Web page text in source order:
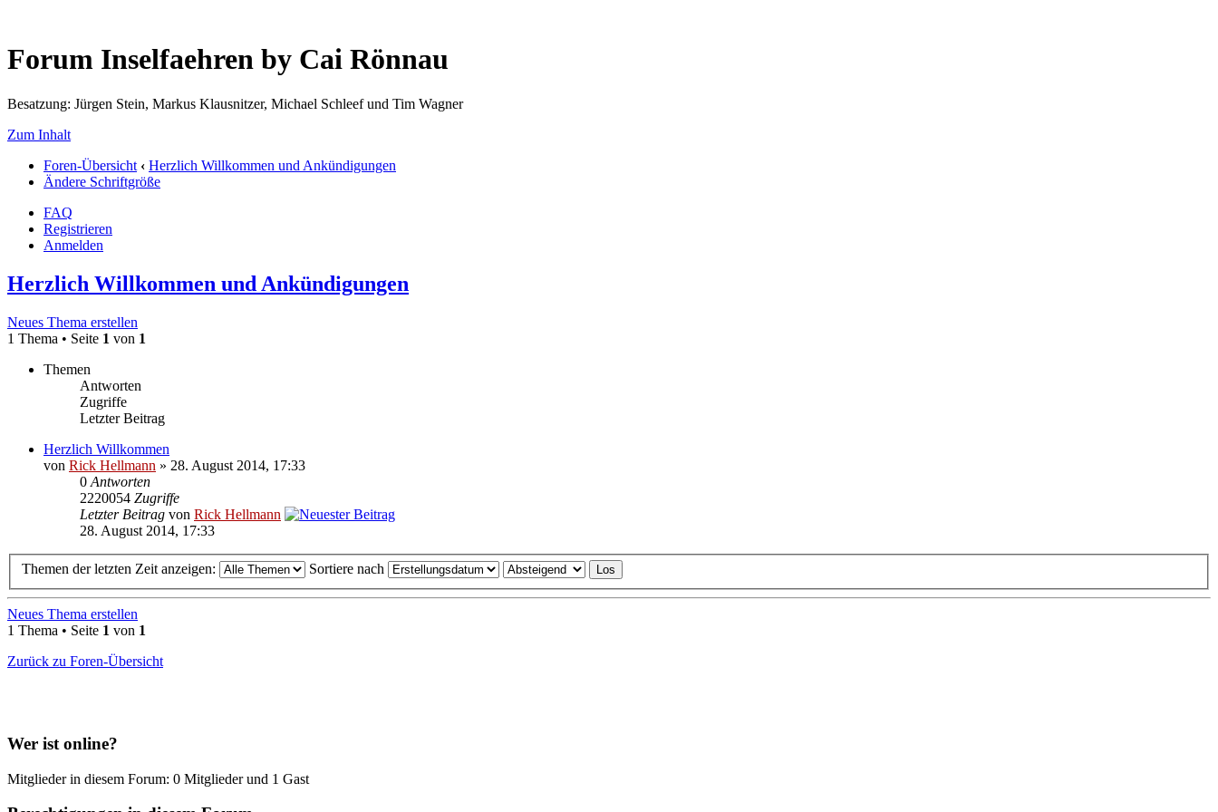
Forum Inselfaehren by Cai Rönnau
Besatzung: Jürgen Stein, Markus Klausnitzer, Michael Schleef und Tim Wagner
Zum Inhalt
Foren-Übersicht ‹ Herzlich Willkommen und Ankündigungen
Ändere Schriftgröße
FAQ
Registrieren
Anmelden
Herzlich Willkommen und Ankündigungen
Neues Thema erstellen
1 Thema • Seite 1 von 1
Themen
Antworten
Zugriffe
Letzter Beitrag
Herzlich Willkommen
von Rick Hellmann » 28. August 2014, 17:33
0 Antworten
2220054 Zugriffe
Letzter Beitrag von Rick Hellmann
28. August 2014, 17:33
Themen der letzten Zeit anzeigen: Sortiere nach
Neues Thema erstellen
1 Thema • Seite 1 von 1
Zurück zu Foren-Übersicht
Wer ist online?
Mitglieder in diesem Forum: 0 Mitglieder und 1 Gast